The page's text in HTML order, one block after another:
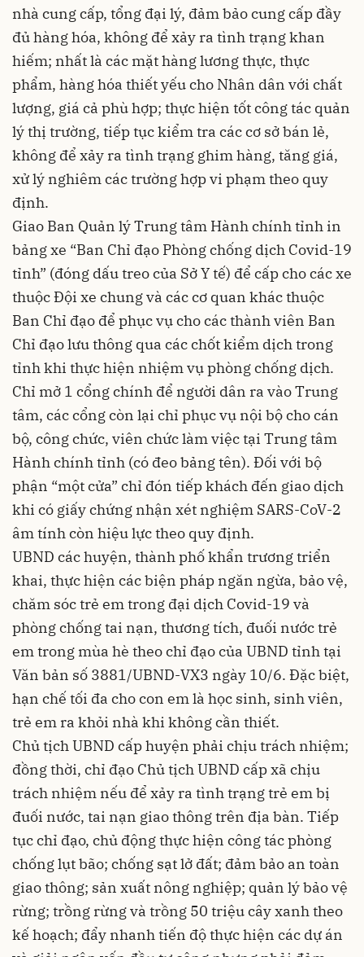
nhà cung cấp, tổng đại lý, đảm bảo cung cấp đầy
đủ hàng hóa, không để xảy ra tình trạng khan
hiếm; nhất là các mặt hàng lương thực, thực
phẩm, hàng hóa thiết yếu cho Nhân dân với chất
lượng, giá cả phù hợp; thực hiện tốt công tác quản
lý thị trường, tiếp tục kiểm tra các cơ sở bán lẻ,
không để xảy ra tình trạng ghim hàng, tăng giá,
xử lý nghiêm các trường hợp vi phạm theo quy
định.
Giao Ban Quản lý Trung tâm Hành chính tỉnh in
bảng xe “Ban Chỉ đạo Phòng chống dịch Covid-19
tỉnh” (đóng dấu treo của Sở Y tế) để cấp cho các xe
thuộc Đội xe chung và các cơ quan khác thuộc
Ban Chỉ đạo để phục vụ cho các thành viên Ban
Chỉ đạo lưu thông qua các chốt kiểm dịch trong
tỉnh khi thực hiện nhiệm vụ phòng chống dịch.
Chỉ mở 1 cổng chính để người dân ra vào Trung
tâm, các cổng còn lại chỉ phục vụ nội bộ cho cán
bộ, công chức, viên chức làm việc tại Trung tâm
Hành chính tỉnh (có đeo bảng tên). Đối với bộ
phận “một cửa” chỉ đón tiếp khách đến giao dịch
khi có giấy chứng nhận xét nghiệm SARS-CoV-2
âm tính còn hiệu lực theo quy định.
UBND các huyện, thành phố khẩn trương triển
khai, thực hiện các biện pháp ngăn ngừa, bảo vệ,
chăm sóc trẻ em trong đại dịch Covid-19 và
phòng chống tai nạn, thương tích, đuối nước trẻ
em trong mùa hè theo chỉ đạo của UBND tỉnh tại
Văn bản số 3881/UBND-VX3 ngày 10/6. Đặc biệt,
hạn chế tối đa cho con em là học sinh, sinh viên,
trẻ em ra khỏi nhà khi không cần thiết.
Chủ tịch UBND cấp huyện phải chịu trách nhiệm;
đồng thời, chỉ đạo Chủ tịch UBND cấp xã chịu
trách nhiệm nếu để xảy ra tình trạng trẻ em bị
đuối nước, tai nạn giao thông trên địa bàn. Tiếp
tục chỉ đạo, chủ động thực hiện công tác phòng
chống lụt bão; chống sạt lở đất; đảm bảo an toàn
giao thông; sản xuất nông nghiệp; quản lý bảo vệ
rừng; trồng rừng và trồng 50 triệu cây xanh theo
kế hoạch; đẩy nhanh tiến độ thực hiện các dự án